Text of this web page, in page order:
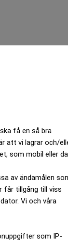
få en så bra
att vi lagrar och/
som mobil eller
av ändamålen
får tillgång till viss
Vi och våra
som IP-
minst telekom
med